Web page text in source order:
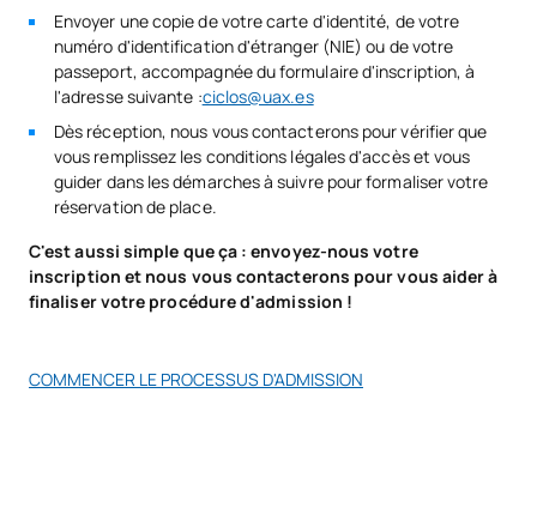
*Caractère : FB : Formation Basique, Ob : Obligatoire, Op :
Optionnel
Envoyer une copie de votre carte d'identité, de votre
numéro d'identification d'étranger (NIE) ou de votre
passeport, accompagnée du formulaire d'inscription, à
l'adresse suivante :ciclos@uax.es
Dès réception, nous vous contacterons pour vérifier que
vous remplissez les conditions légales d'accès et vous
guider dans les démarches à suivre pour formaliser votre
réservation de place.
C'est aussi simple que ça : envoyez-nous votre
inscription et nous vous contacterons pour vous aider à
finaliser votre procédure d'admission !
COMMENCER LE PROCESSUS D'ADMISSION